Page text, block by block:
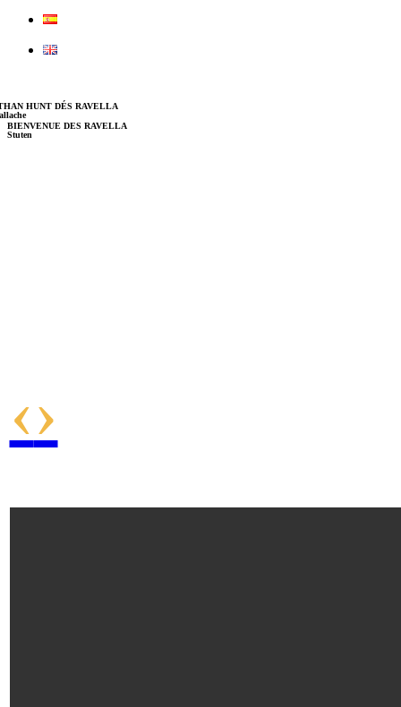
HUNT DÉS RAVELLA
BIENVENUE DES RAVELLA
Stuten